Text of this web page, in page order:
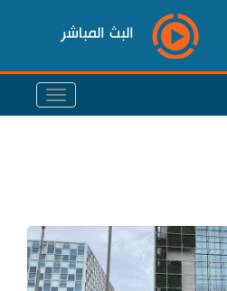
البث المباشر